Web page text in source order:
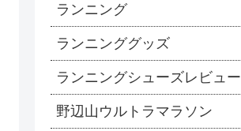
ランニング
ランニンググッズ
ランニングシューズレビュー
野辺山ウルトラマラソン